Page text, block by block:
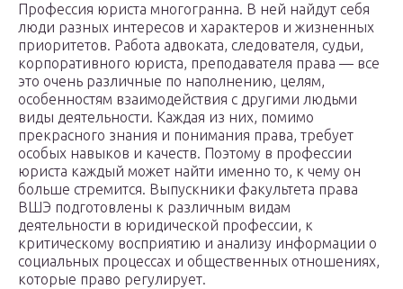
Профессия юриста многогранна. В ней найдут себя
люди разных интересов и характеров и жизненных
приоритетов. Работа адвоката, следователя, судьи,
корпоративного юриста, преподавателя права — все
это очень различные по наполнению, целям,
особенностям взаимодействия с другими людьми
виды деятельности. Каждая из них, помимо
прекрасного знания и понимания права, требует
особых навыков и качеств. Поэтому в профессии
юриста каждый может найти именно то, к чему он
больше стремится. Выпускники факультета права
ВШЭ подготовлены к различным видам
деятельности в юридической профессии, к
критическому восприятию и анализу информации о
социальных процессах и общественных отношениях,
которые право регулирует.